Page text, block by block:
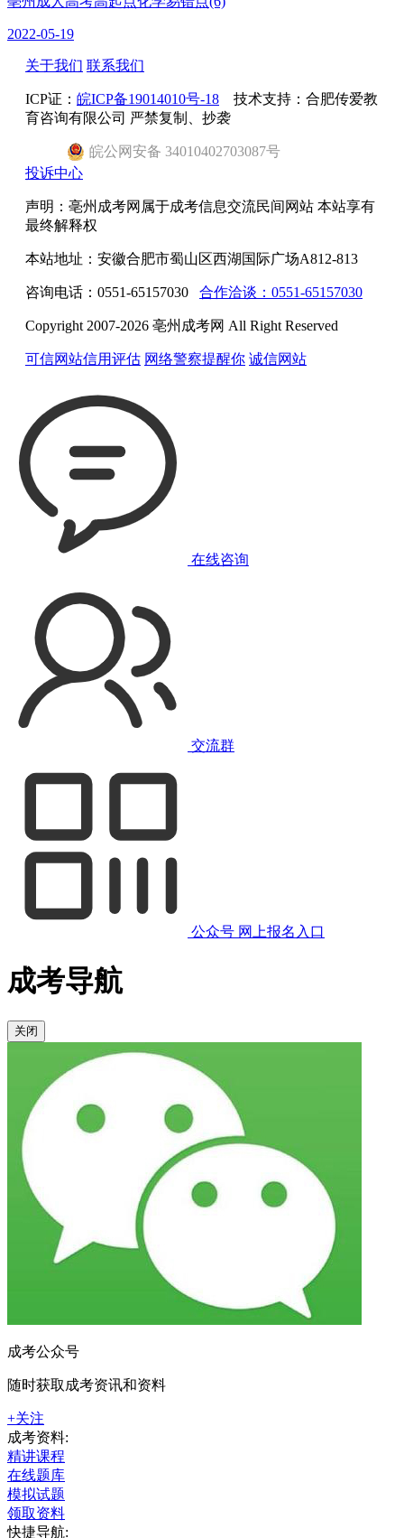
2022-05-19
关于我们 联系我们
ICP证： 皖ICP备19014010号-18 技术支持：合肥传爱教
育咨询有限公司 严禁复制、抄袭
皖公网安备 34010402703087号
投诉中心
声明：亳州成考网属于成考信息交流民间网站 本站享有
最终解释权
本站地址：安徽合肥市蜀山区西湖国际广场A812-813
咨询电话：0551-65157030 合作洽谈：0551-65157030
Copyright 2007-2026 亳州成考网 All Right Reserved
可信网站信用评估 网络警察提醒你 诚信网站
在线咨询
交流群
公众号 网上报名入口
成考导航
关闭
成考公众号
随时获取成考资讯和资料
+关注
成考资料:
精讲课程
在线题库
模拟试题
领取资料
快捷导航: